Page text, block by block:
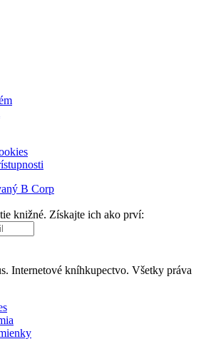
B Corp
knižné. Získajte ich ako prví:
Internetové kníhkupectvo. Všetky práva